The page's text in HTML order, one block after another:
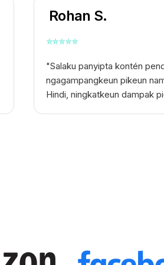
Rohan S.
⭐⭐⭐⭐⭐
"Salaku panyipta kontén
ngagampangkeun pikeun
Hindi, ningkatkeun dampak